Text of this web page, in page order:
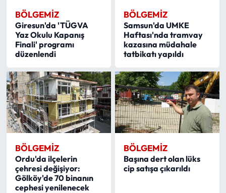
BÖLGEMIZ
Giresun'da 'TÜGVA
Yaz Okulu Kapanış
Finali' programı
düzenlendi
BÖLGEMIZ
Samsun'da UMKE
Haftası'nda tramvay
kazasına müdahale
tatbikatı yapıldı
BÖLGEMIZ
Ordu'da ilçelerin
çehresi değişiyor:
Gölköy'de 70 binanın
cephesi yenilenecek
BÖLGEMIZ
Başına dert olan lüks
cip satışa çıkarıldı